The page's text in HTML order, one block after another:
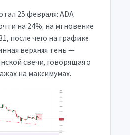
25 февраля: ADA
на 24%, на мгновение
после чего на графике
верхняя тень —
свечи, говорящая о
на максимумах.